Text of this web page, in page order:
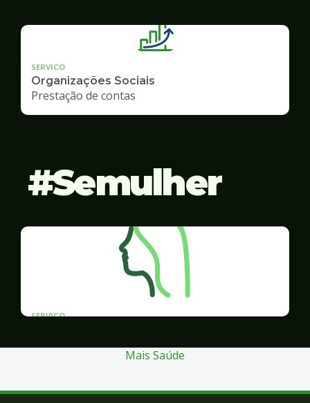
SERVICO
Organizações Sociais
Prestação de contas
Semulher
SERVICO
Mais Saúde